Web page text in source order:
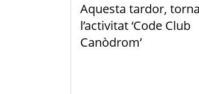
Aquesta tardor, torna
l’activitat ‘Code Club
Canòdrom’